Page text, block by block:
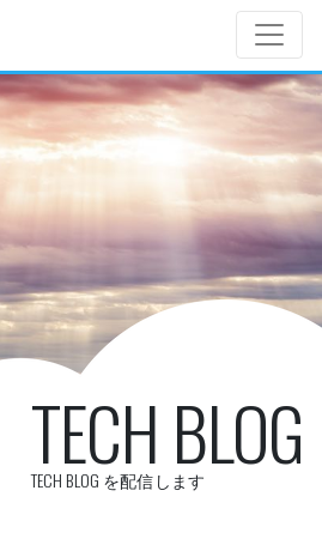
TECH BLOG
TECH BLOG を配信します